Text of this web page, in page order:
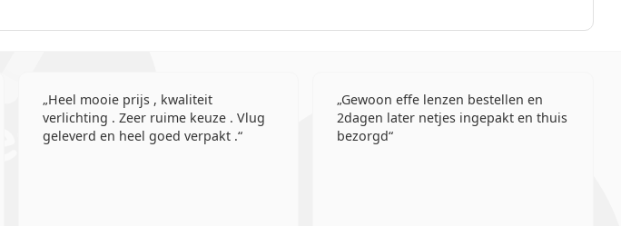
Heel mooie prijs , kwaliteit
verlichting . Zeer ruime keuze . Vlug
geleverd en heel goed verpakt .
Gewoon effe lenzen bestellen en
2dagen later netjes ingepakt en thuis
bezorgd